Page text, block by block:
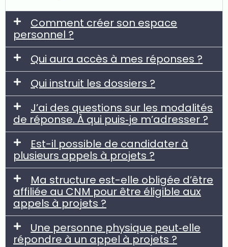
Comment créer son espace
personnel ?
Qui aura accès à mes réponses ?
Qui instruit les dossiers ?
J’ai des questions sur les modalités
de réponse. À qui puis‐je m’adresser ?
Est-il possible de candidater à
plusieurs appels à projets ?
Ma structure est-elle obligée d’être
affiliée au CNM pour être éligible aux
appels à projets ?
Une personne physique peut‐elle
répondre à un appel à projets ?